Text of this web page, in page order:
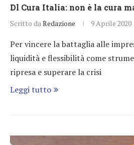
Dl Cura Italia: non è la cura
Scritto da Redazione 9 Aprile 2020
Per vincere la battaglia alle
liquidità e flessibilità come
ripresa e superare la crisi
Leggi tutto